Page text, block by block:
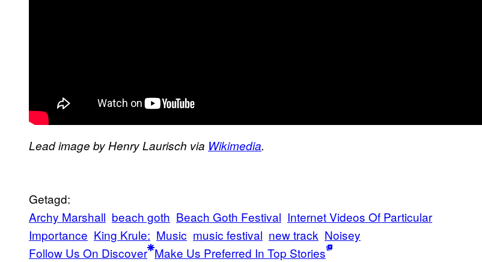
Lead image by Henry Laurisch via Wikimedia​.
Getagd:
Archy Marshall beach goth Beach Goth Festival Internet Videos Of Particular
Importance King Krule: Music music festival new track Noisey
Follow Us On Discover Make Us Preferred In Top Stories